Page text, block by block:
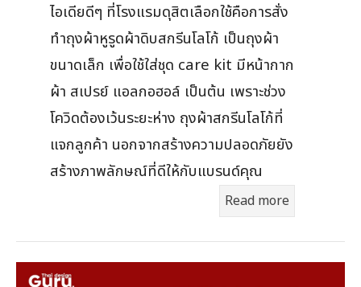
ไอเดียดีๆ ที่โรงแรมดุสิตเลือกใช้คือการสั่ง
ทำถุงผ้าหูรูดผ้าดิบสกรีนโลโก้ เป็นถุงผ้า
ขนาดเล็ก เพื่อใช้ใส่ชุด care kit มีหน้ากาก
ผ้า สเปรย์ แอลกอฮอล์ เป็นต้น เพราะช่วง
โควิดต้องเว้นระยะห่าง ถุงผ้าสกรีนโลโก้ที่
แจกลูกค้า นอกจากสร้างความปลอดภัยยัง
สร้างภาพลักษณ์ที่ดีให้กับแบรนด์คุณ
Read more